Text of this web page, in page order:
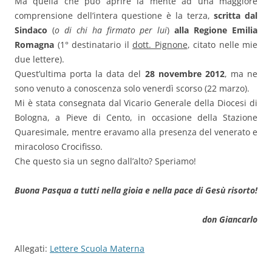
comprensione dell’intera questione è la terza,scritta dal
Sindaco (o di chi ha firmato per lui) alla Regione Emilia
Romagna (1° destinatario il dott. Pignone, citato nelle mie
due lettere).
Quest’ultima porta la data del 28 novembre 2012, ma ne
sono venuto a conoscenza solo venerdì scorso (22 marzo).
Mi è stata consegnata dal Vicario Generale della Diocesi di
Bologna, a Pieve di Cento, in occasione della Stazione
Quaresimale, mentre eravamo alla presenza del venerato e
miracoloso Crocifisso.
Che questo sia un segno dall’alto? Speriamo!
Buona Pasqua a tutti nella gioia e nella pace di Gesù risorto!
don Giancarlo
Allegati: Lettere Scuola Materna